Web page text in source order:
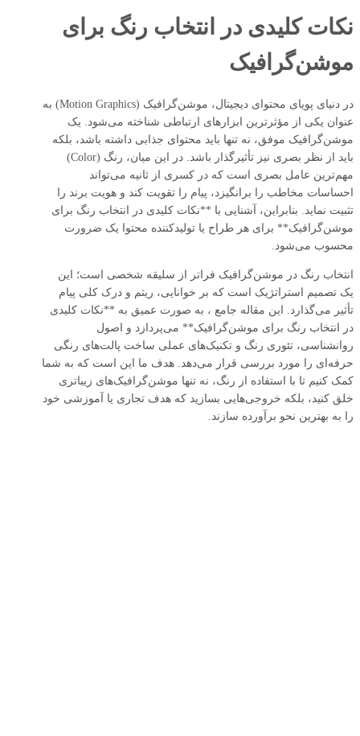
نکات کلیدی در انتخاب رنگ برای
موشن‌گرافیک
در دنیای پویای محتوای دیجیتال، موشن‌گرافیک (Motion Graphics) به
عنوان یکی از مؤثرترین ابزارهای ارتباطی شناخته می‌شود. یک
موشن‌گرافیک موفق، نه تنها باید محتوای جذابی داشته باشد، بلکه
باید از نظر بصری نیز تأثیرگذار باشد. در این میان، رنگ (Color)
مهم‌ترین عامل بصری است که در کسری از ثانیه می‌تواند
احساسات مخاطب را برانگیزد، پیام را تقویت کند و هویت برند را
تثبیت نماید. بنابراین، آشنایی با **نکات کلیدی در انتخاب رنگ برای
موشن‌گرافیک** برای هر طراح یا تولیدکننده محتوا یک ضرورت
محسوب می‌شود.
انتخاب رنگ در موشن‌گرافیک فراتر از سلیقه شخصی است؛ این
یک تصمیم استراتژیک است که بر خوانایی، ریتم و درک کلی پیام
تأثیر می‌گذارد. این مقاله جامع ، به صورت عمیق به **نکات کلیدی
در انتخاب رنگ برای موشن‌گرافیک** می‌پردازد و اصول
روانشناسی، تئوری رنگ و تکنیک‌های عملی ساخت پالت‌های رنگی
حرفه‌ای را مورد بررسی قرار می‌دهد. هدف ما این است که به شما
کمک کنیم تا با استفاده از رنگ، نه تنها موشن‌گرافیک‌های زیباتری
خلق کنید، بلکه خروجی‌هایی بسازید که هدف تجاری یا آموزشی خود
را به بهترین نحو برآورده سازند.